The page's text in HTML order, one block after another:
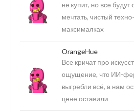
не купит, но все
мечтать, чистый
максималках
OrangeHue
Все кричат про
ощущение, что ИИ-
выгребли всё, а нам
цене оставили